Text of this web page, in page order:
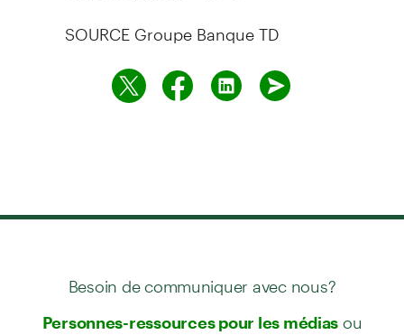
SOURCE Groupe Banque TD
Besoin de communiquer avec nous?
Personnes-ressources pour les médias ou